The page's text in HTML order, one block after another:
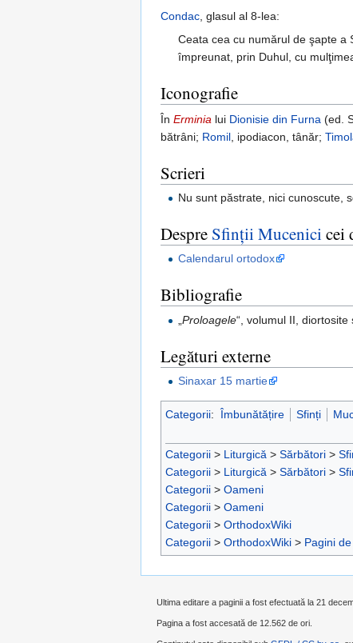
Condac , glasul al 8-lea:
Ceata cea cu numărul de şapte a
împreunat, prin Duhul, cu
Iconografie
În Erminia lui Dionisie din Furna (ed.
bătrâni; Romil , ipodiacon, tânăr;
Scrieri
Nu sunt păstrate, nici cunoscute,
Despre SfinţiiMucenicicei
Calendarul ortodox
Bibliografie
„Proloagele“, volumul II,
Legături externe
Sinaxar 15 martie
Categorii: Îmbunătățire Sfinți
Categorii > Liturgică > Sărbători >
Categorii > Liturgică > Sărbători >
Categorii > Oameni
Categorii > Oameni
Categorii > OrthodoxWiki
Categorii > OrthodoxWiki > Pagini
Ultima editare a paginii a fost efectuată la 21
Pagina a fost accesată de 12.562 de ori.